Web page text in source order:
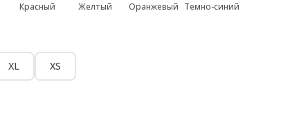
Красный Желтый Оранжевый Темно-синий
XL XS